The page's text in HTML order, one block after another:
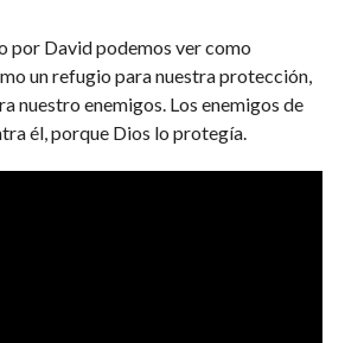
por David podemos ver como
un refugio para nuestra protección,
nuestro enemigos. Los enemigos de
él, porque Dios lo protegía.